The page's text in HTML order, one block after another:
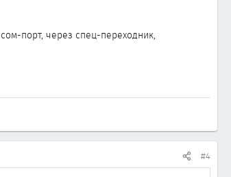
порт, через спец-переходник,
#4